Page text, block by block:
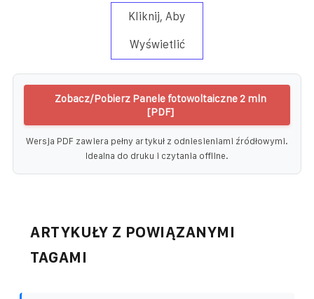
Kliknij, Aby
Wyświetlić
Zobacz/Pobierz Panele fotowoltaiczne 2 mln
[PDF]
Wersja PDF zawiera pełny artykuł z odniesieniami źródłowymi.
Idealna do druku i czytania offline.
ARTYKUŁY Z POWIĄZANYMI
TAGAMI